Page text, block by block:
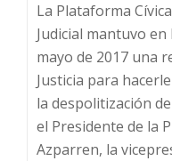
La Plataforma
Judicial mantuvo en
mayo de 2017 una
Justicia para
la despolitización
el Presidente de la
Azparren, la